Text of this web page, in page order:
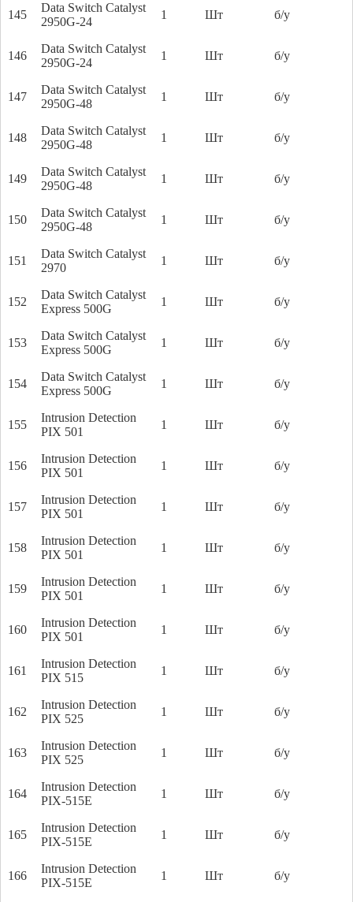
145
Data Switch Catalyst
2950G-24
1 Шт б/у
146
Data Switch Catalyst
2950G-24
1 Шт б/у
147
Data Switch Catalyst
2950G-48
1 Шт б/у
148
Data Switch Catalyst
2950G-48
1 Шт б/у
149
Data Switch Catalyst
2950G-48
1 Шт б/у
150
Data Switch Catalyst
2950G-48
1 Шт б/у
151
Data Switch Catalyst
2970
1 Шт б/у
152
Data Switch Catalyst
Express 500G
1 Шт б/у
153
Data Switch Catalyst
Express 500G
1 Шт б/у
154
Data Switch Catalyst
Express 500G
1 Шт б/у
155
Intrusion Detection
PIX 501
1 Шт б/у
156
Intrusion Detection
PIX 501
1 Шт б/у
157
Intrusion Detection
PIX 501
1 Шт б/у
158
Intrusion Detection
PIX 501
1 Шт б/у
159
Intrusion Detection
PIX 501
1 Шт б/у
160
Intrusion Detection
PIX 501
1 Шт б/у
161
Intrusion Detection
PIX 515
1 Шт б/у
162
Intrusion Detection
PIX 525
1 Шт б/у
163
Intrusion Detection
PIX 525
1 Шт б/у
164
Intrusion Detection
PIX-515E
1 Шт б/у
165
Intrusion Detection
PIX-515E
1 Шт б/у
166
Intrusion Detection
PIX-515E
1 Шт б/у